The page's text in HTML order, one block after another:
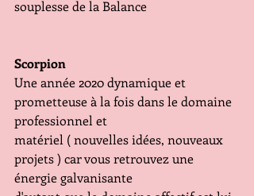
souplesse de la Balance
Scorpion
Une année 2020 dynamique et
prometteuse à la fois dans le domaine
professionnel et
matériel ( nouvelles idées, nouveaux
projets ) car vous retrouvez une
énergie galvanisante